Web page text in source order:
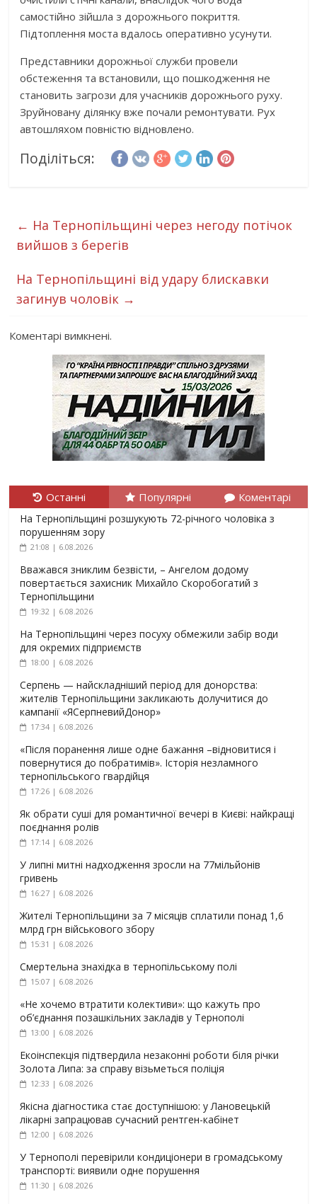
самостійно зійшла з дорожнього покриття.
Підтоплення моста вдалось оперативно усунути.
Представники дорожньої служби провели
обстеження та встановили, що пошкодження не
становить загрози для учасників дорожнього руху.
Зруйновану ділянку вже почали ремонтувати. Рух
автошляхом повністю відновлено.
Поділіться:
← На Тернопільщині через негоду потічок
вийшов з берегів
На Тернопільщині від удару блискавки
загинув чоловік →
Коментарі вимкнені.
Останні Популярні Коментарі
На Тернопільщині розшукують 72-річного чоловіка з
порушенням зору
21:08 | 6.08.2026
Вважався зниклим безвісти, – Ангелом додому
повертається захисник Михайло Скоробогатий з
Тернопільщини
19:32 | 6.08.2026
На Тернопільщині через посуху обмежили забір води
для окремих підприємств
18:00 | 6.08.2026
Серпень — найскладніший період для донорства:
жителів Тернопільщини закликають долучитися до
кампанії «ЯСерпневийДонор»
17:34 | 6.08.2026
«Після поранення лише одне бажання –відновитися і
повернутися до побратимів». Історія незламного
тернопільського гвардійця
17:26 | 6.08.2026
Як обрати суші для романтичної вечері в Києві: найкращі
поєднання ролів
17:14 | 6.08.2026
У липні митні надходження зросли на 77мільйонів
гривень
16:27 | 6.08.2026
Жителі Тернопільщини за 7 місяців сплатили понад 1,6
млрд грн військового збору
15:31 | 6.08.2026
Смертельна знахідка в тернопільському полі
15:07 | 6.08.2026
«Не хочемо втратити колективи»: що кажуть про
об’єднання позашкільних закладів у Тернополі
13:00 | 6.08.2026
Екоінспекція підтвердила незаконні роботи біля річки
Золота Липа: за справу візьметься поліція
12:33 | 6.08.2026
Якісна діагностика стає доступнішою: у Лановецькій
лікарні запрацював сучасний рентген-кабінет
12:00 | 6.08.2026
У Тернополі перевірили кондиціонери в громадському
транспорті: виявили одне порушення
11:30 | 6.08.2026